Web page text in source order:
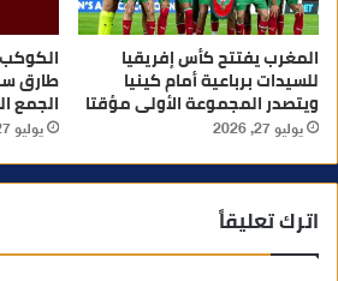
المغرب يفتتح كأس إفريقيا
للسيدات برباعية أمام كينيا
ويتصدر المجموعة الأولى مؤقتا
يوليو 27, 2026
طارق
الجمع
يوليو 27, 2026
اترك تعليقاً